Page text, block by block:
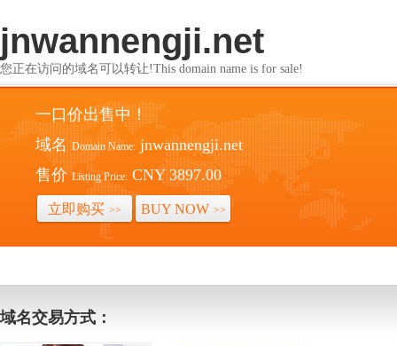
jnwannengji.net
您正在访问的域名可以转让!This domain name is for sale!
一口价出售中！
域名 Domain Name: jnwannengji.net
售价 Listing Price: CNY 3897.00
立即购买 >> BUY NOW >>
域名交易方式：